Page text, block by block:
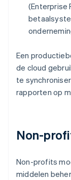
(Enterprise
Een
de cloud
te
rapporten op
Non-
Non-profits
middelen